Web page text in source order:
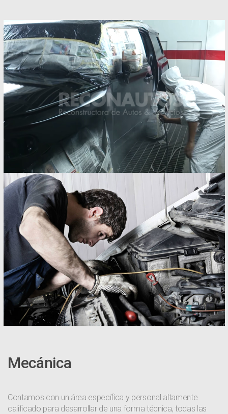
Mecánica
Contamos con un área específica y personal altamente
calificado para desarrollar de una forma técnica, todas las